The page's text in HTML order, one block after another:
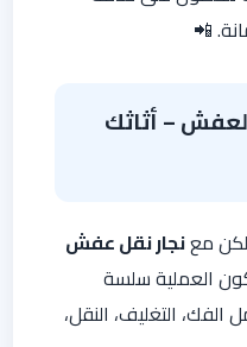
📲
– أثاثك
معنجار نقل عفش
العملية سلسة
التغليف، النقل،